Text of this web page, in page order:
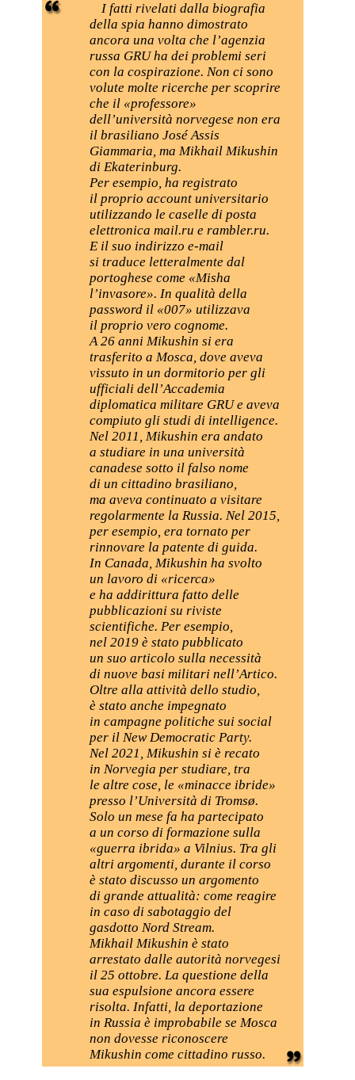
I fatti rivelati dalla biografia
della spia hanno dimostrato
ancora una volta che l’agenzia
russa GRU ha dei problemi seri
con la cospirazione. Non ci sono
volute molte ricerche per scoprire
che il «professore»
dell’università norvegese non era
il brasiliano José Assis
Giammaria, ma Mikhail Mikushin
di Ekaterinburg.
Per esempio, ha registrato
il proprio account universitario
utilizzando le caselle di posta
elettronica mail.ru e rambler.ru.
E il suo indirizzo e-mail
si traduce letteralmente dal
portoghese come «Misha
l’invasore». In qualità della
password il «007» utilizzava
il proprio vero cognome.
A 26 anni Mikushin si era
trasferito a Mosca, dove aveva
vissuto in un dormitorio per gli
ufficiali dell’Accademia
diplomatica militare GRU e aveva
compiuto gli studi di intelligence.
Nel 2011, Mikushin era andato
a studiare in una università
canadese sotto il falso nome
di un cittadino brasiliano,
ma aveva continuato a visitare
regolarmente la Russia. Nel 2015,
per esempio, era tornato per
rinnovare la patente di guida.
In Canada, Mikushin ha svolto
un lavoro di «ricerca»
e ha addirittura fatto delle
pubblicazioni su riviste
scientifiche. Per esempio,
nel 2019 è stato pubblicato
un suo articolo sulla necessità
di nuove basi militari nell’Artico.
Oltre alla attività dello studio,
è stato anche impegnato
in campagne politiche sui social
per il New Democratic Party.
Nel 2021, Mikushin si è recato
in Norvegia per studiare, tra
le altre cose, le «minacce ibride»
presso l’Università di Tromsø.
Solo un mese fa ha partecipato
a un corso di formazione sulla
«guerra ibrida» a Vilnius. Tra gli
altri argomenti, durante il corso
è stato discusso un argomento
di grande attualità: come reagire
in caso di sabotaggio del
gasdotto Nord Stream.
Mikhail Mikushin è stato
arrestato dalle autorità norvegesi
il 25 ottobre. La questione della
sua espulsione ancora essere
risolta. Infatti, la deportazione
in Russia è improbabile se Mosca
non dovesse riconoscere
Mikushin come cittadino russo.